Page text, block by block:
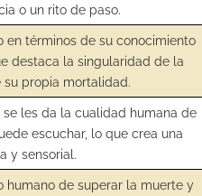
o un rito de paso.
en términos de su conocimiento
destaca la singularidad de la
propia mortalidad.
les da la cualidad humana de
escuchar, lo que crea una
y sensorial.
humano de superar la muerte y